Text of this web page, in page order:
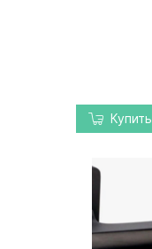
Купить